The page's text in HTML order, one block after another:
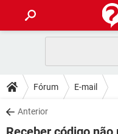
CELULAR
OUTLOOK
INSTAGRAM
DICAS
JOGOS
DOWNLOADS
JOGOS
Fórum E-mail
Anterior